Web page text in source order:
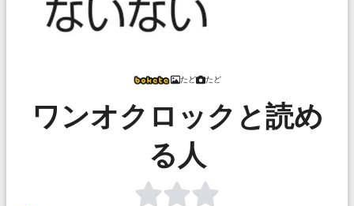
たど たど
ワンオクロックと読め
る人